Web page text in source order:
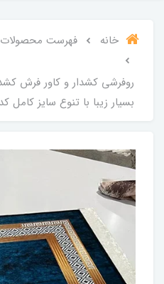
خانه فهرست محصولات
روفرشی کشدار و کاور فرش
بسیار زیبا با تنوع سایز کامل کد Rta659 (با فیلم)